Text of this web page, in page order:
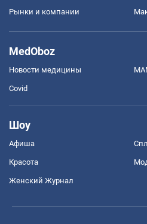
Рынки и компании
MedOboz
Новости медицины
Covid
Шоу
Афиша
Красота
Женский Журнал